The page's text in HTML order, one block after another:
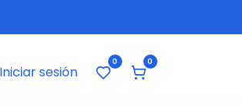
Iniciar sesión
0 0